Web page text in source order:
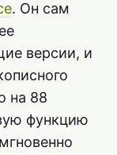
. Он сам
версии, и
на 88
функцию